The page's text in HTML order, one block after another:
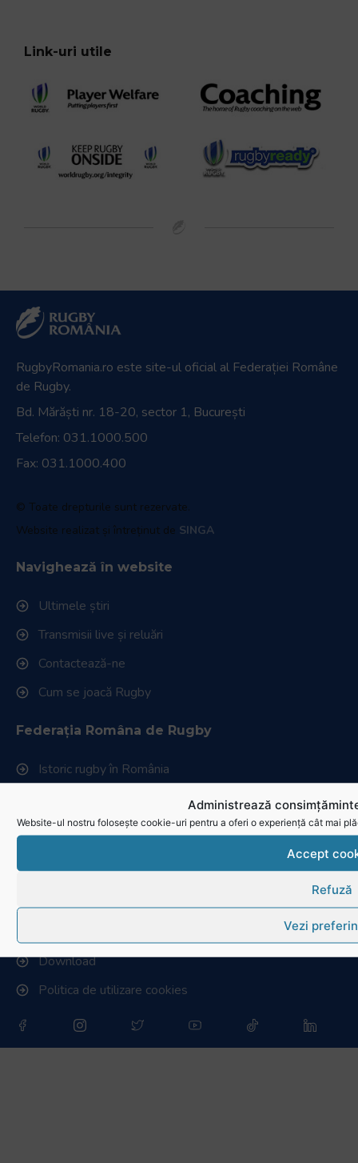
Administrează
Website-ul nostru folosește cookie-uri pentru a oferi o experiență cât mai
Accept
Refuză
Vezi
Link-uri utile
RugbyRomania.ro este site-ul oficial al Federației Române
de Rugby.
Bd. Mărăști nr. 18-20, sector 1, București
Telefon: 031.1000.500
Fax: 031.1000.400
© Toate drepturile sunt rezervate.
Website realizat și întreținut de SINGA
Navighează în website
Ultimele știri
Transmisii live și reluări
Contactează-ne
Cum se joacă Rugby
Federația Româna de Rugby
Istoric rugby în România
Stadionul național de rugby
Download
Politica de utilizare cookies